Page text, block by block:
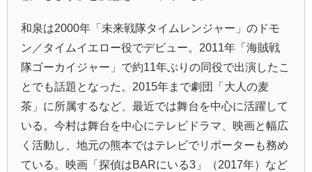
和泉は2000年「未来戦隊タイムレンジャー」のドモ
ン／タイムイエロー役でデビュー。2011年「海賊戦
隊ゴーカイジャー」で約11年ぶりの同役で出演したこ
とでも話題となった。2015年まで劇団「大人の麦
茶」に所属するなど、最近では舞台を中心に活躍して
いる。今村は舞台を中心にテレビドラマ、映画と幅広
く活動し、地元の熊本ではテレビでリポーターも務め
ている。映画「探偵はBARにいる3」（2017年）など